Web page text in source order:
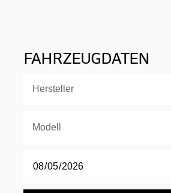
FAHRZEUGDATEN